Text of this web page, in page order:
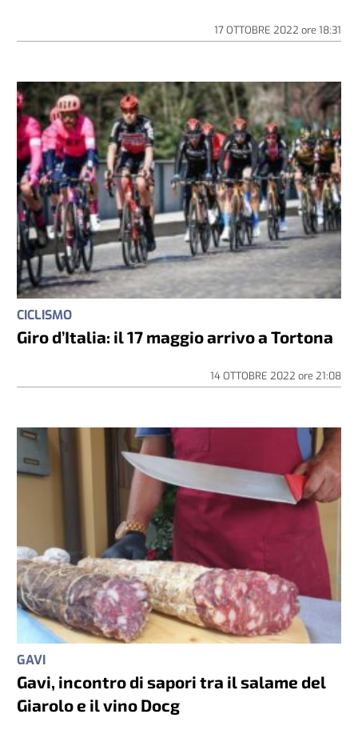
17 OTTOBRE 2022 ore 18:31
CICLISMO
Giro d’Italia: il 17 maggio arrivo a Tortona
14 OTTOBRE 2022 ore 21:08
GAVI
Gavi, incontro di sapori tra il salame del
Giarolo e il vino Docg